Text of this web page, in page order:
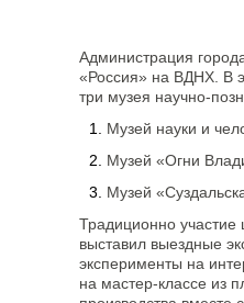
Администрация
«Россия» на ВДНХ. В
три музея научно-
Музей науки и
Музей «Огни
Музей
Традиционно
выставил выездные
эксперименты на
на мастер-классе из